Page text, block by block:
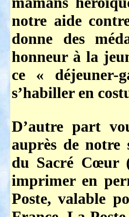
notre aide
donne des
honneur à la
ce « déjeuner-
s’habiller en
D’autre part
auprès de
du Sacré Cœur
imprimer en
Poste, valable